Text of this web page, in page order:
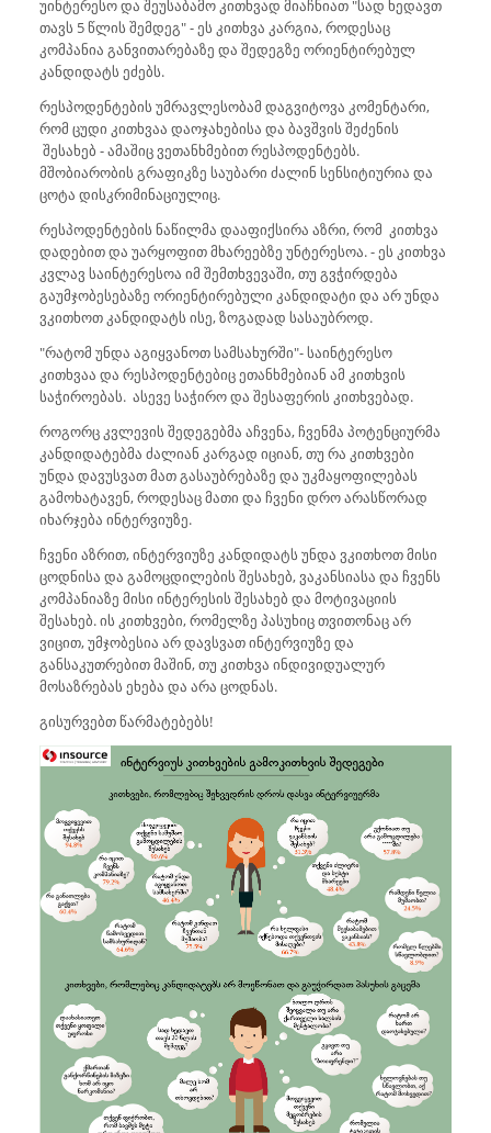
უინტერესო და შეუსაბამო კითხვად მიაჩნიათ "სად ხედავთ
თავს 5 წლის შემდეგ" - ეს კითხვა კარგია, როდესაც
კომპანია განვითარებაზე და შედეგზე ორიენტირებულ
კანდიდატს ეძებს.
რესპოდენტების უმრავლესობამ დაგვიტოვა კომენტარი,
რომ ცუდი კითხვაა დაოჯახებისა და ბავშვის შეძენის
შესახებ - ამაშიც ვეთანხმებით რესპოდენტებს.
მშობიარობის გრაფიკზე საუბარი ძალინ სენსიტიურია და
ცოტა დისკრიმინაციულიც.
რესპოდენტების ნაწილმა დააფიქსირა აზრი, რომ კითხვა
დადებით და უარყოფით მხარეებზე უნტერესოა. - ეს კითხვა
კვლავ საინტერესოა იმ შემთხვევაში, თუ გვჭირდება
გაუმჯობესებაზე ორიენტირებული კანდიდატი და არ უნდა
ვკითხოთ კანდიდატს ისე, ზოგადად სასაუბროდ.
"რატომ უნდა აგიყვანოთ სამსახურში"- საინტერესო
კითხვაა და რესპოდენტებიც ეთანხმებიან ამ კითხვის
საჭიროებას. ასევე საჭირო და შესაფერის კითხვებად.
როგორც კვლევის შედეგებმა აჩვენა, ჩვენმა პოტენციურმა
კანდიდატებმა ძალიან კარგად იციან, თუ რა კითხვები
უნდა დავუსვათ მათ გასაუბრებაზე და უკმაყოფილებას
გამოხატავენ, როდესაც მათი და ჩვენი დრო არასწორად
იხარჯება ინტერვიუზე.
ჩვენი აზრით, ინტერვიუზე კანდიდატს უნდა ვკითხოთ მისი
ცოდნისა და გამოცდილების შესახებ, ვაკანსიასა და ჩვენს
კომპანიაზე მისი ინტერესის შესახებ და მოტივაციის
შესახებ. ის კითხვები, რომელზე პასუხიც თვითონაც არ
ვიცით, უმჯობესია არ დავსვათ ინტერვიუზე და
განსაკუთრებით მაშინ, თუ კითხვა ინდივიდუალურ
მოსაზრებას ეხება და არა ცოდნას.
გისურვებთ წარმატებებს!